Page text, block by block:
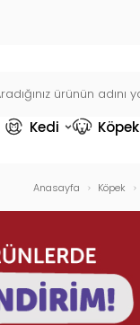
Kedi Köpek
Anasayfa Köpek